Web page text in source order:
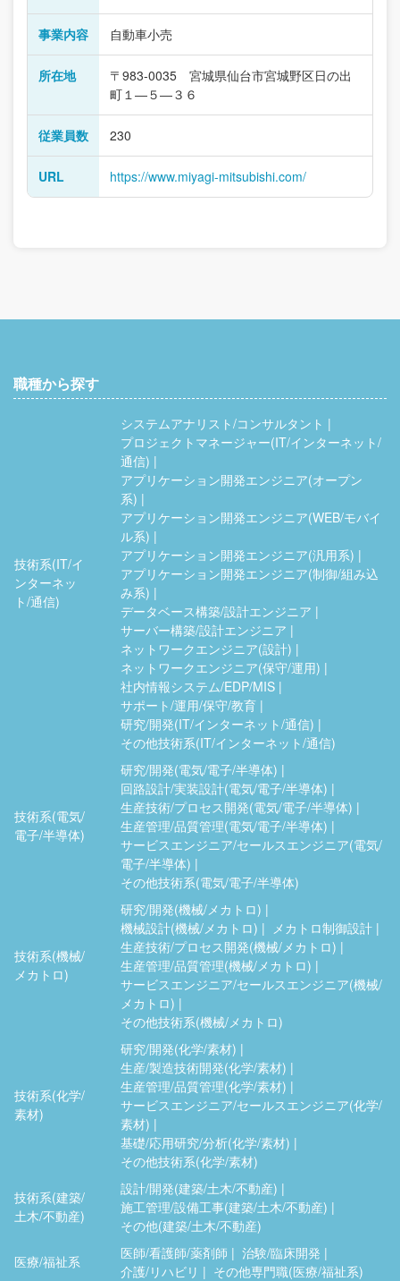
事業内容 自動車小売
所在地
〒983-0035 宮城県仙台市宮城野区日の出
町１―５―３６
従業員数 230
URL https://www.miyagi-mitsubishi.com/
職種から探す
技術系(IT/イ
ンターネッ
ト/通信)
システムアナリスト/コンサルタント
プロジェクトマネージャー(IT/インターネット/
通信)
アプリケーション開発エンジニア(オープン
系)
アプリケーション開発エンジニア(WEB/モバイ
ル系)
アプリケーション開発エンジニア(汎用系)
アプリケーション開発エンジニア(制御/組み込
み系)
データベース構築/設計エンジニア
サーバー構築/設計エンジニア
ネットワークエンジニア(設計)
ネットワークエンジニア(保守/運用)
社内情報システム/EDP/MIS
サポート/運用/保守/教育
研究/開発(IT/インターネット/通信)
その他技術系(IT/インターネット/通信)
技術系(電気/
電子/半導体)
研究/開発(電気/電子/半導体)
回路設計/実装設計(電気/電子/半導体)
生産技術/プロセス開発(電気/電子/半導体)
生産管理/品質管理(電気/電子/半導体)
サービスエンジニア/セールスエンジニア(電気/
電子/半導体)
その他技術系(電気/電子/半導体)
技術系(機械/
メカトロ)
研究/開発(機械/メカトロ)
機械設計(機械/メカトロ)
メカトロ制御設計
生産技術/プロセス開発(機械/メカトロ)
生産管理/品質管理(機械/メカトロ)
サービスエンジニア/セールスエンジニア(機械/
メカトロ)
その他技術系(機械/メカトロ)
技術系(化学/
素材)
研究/開発(化学/素材)
生産/製造技術開発(化学/素材)
生産管理/品質管理(化学/素材)
サービスエンジニア/セールスエンジニア(化学/
素材)
基礎/応用研究/分析(化学/素材)
その他技術系(化学/素材)
技術系(建築/
土木/不動産)
設計/開発(建築/土木/不動産)
施工管理/設備工事(建築/土木/不動産)
その他(建築/土木/不動産)
医療/福祉系
医師/看護師/薬剤師
治験/臨床開発
介護/リハビリ
その他専門職(医療/福祉系)